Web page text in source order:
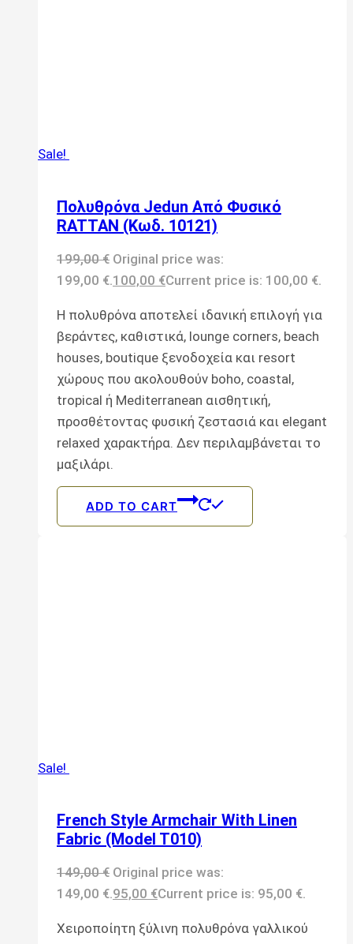
Sale!
Πολυθρόνα Jedun Από Φυσικό
RATTAN (Κωδ. 10121)
199,00€ Original price was:
199,00 €.100,00 €Current price is: 100,00 €.
Η πολυθρόνα αποτελεί ιδανική επιλογή για
βεράντες, καθιστικά, lounge corners, beach
houses, boutique ξενοδοχεία και resort
χώρους που ακολουθούν boho, coastal,
tropical ή Mediterranean αισθητική,
προσθέτοντας φυσική ζεστασιά και elegant
relaxed χαρακτήρα. Δεν περιλαμβάνεται το
μαξιλάρι.
ADD TO CART
Sale!
French Style Armchair With Linen
Fabric (Model T010)
149,00€ Original price was:
149,00 €.95,00 €Current price is: 95,00 €.
Χειροποίητη ξύλινη πολυθρόνα γαλλικού